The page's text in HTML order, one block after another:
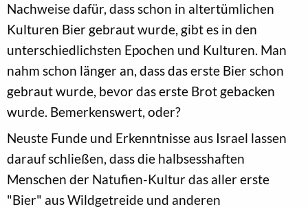
Nachweise dafür, dass schon in altertümlichen
Kulturen Bier gebraut wurde, gibt es in den
unterschiedlichsten Epochen und Kulturen. Man
nahm schon länger an, dass das erste Bier schon
gebraut wurde, bevor das erste Brot gebacken
wurde. Bemerkenswert, oder?
Neuste Funde und Erkenntnisse aus Israel lassen
darauf schließen, dass die halbsesshaften
Menschen der Natufien-Kultur das aller erste
"Bier" aus Wildgetreide und anderen